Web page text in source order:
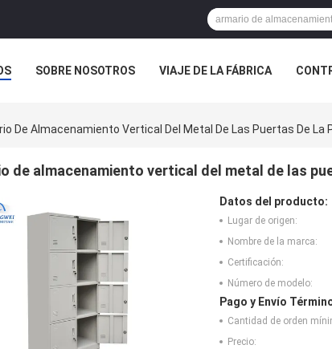
SOBRE NOSOTROS VIAJE DE LA FÁBRICA
De Almacenamiento Vertical Del Metal De Las Puertas De La
de almacenamiento vertical del metal de las
Datos del producto:
Lugar de origen:
Nombre de la marca:
Certificación:
Número de modelo:
Pago y Envío
Cantidad de orden
Precio: